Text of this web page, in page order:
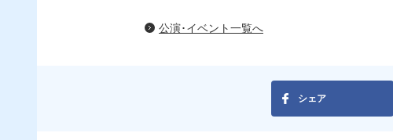
公演･イベント一覧へ
シェア